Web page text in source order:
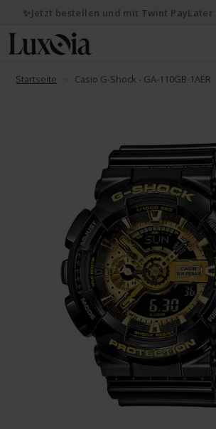
Startseite Casio G-Shock - GA-110GB-1AER
✨Jetzt bestellen und mit Twint